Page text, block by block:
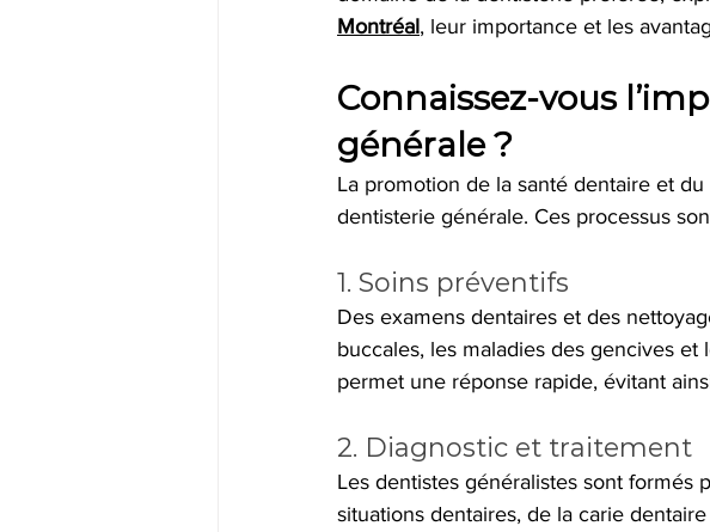
Montréal, leur importance et les
Connaissez-vous
générale ?
La promotion de la santé dentaire et
dentisterie générale. Ces processus
1. Soins préventifs
Des examens dentaires et des
buccales, les maladies des gencives
permet une réponse rapide, évitant
2. Diagnostic et traitement
Les dentistes généralistes sont formés
situations dentaires, de la carie